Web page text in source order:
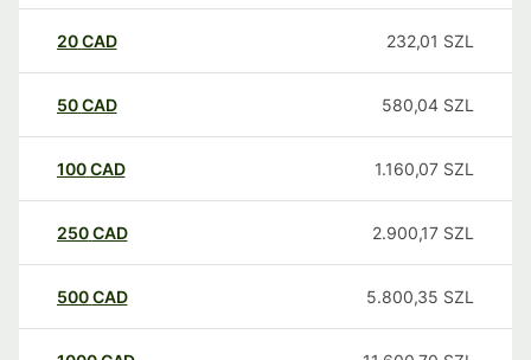
20CAD 232,01 SZL
50CAD 580,04 SZL
100CAD 1.160,07 SZL
250CAD 2.900,17 SZL
500CAD 5.800,35 SZL